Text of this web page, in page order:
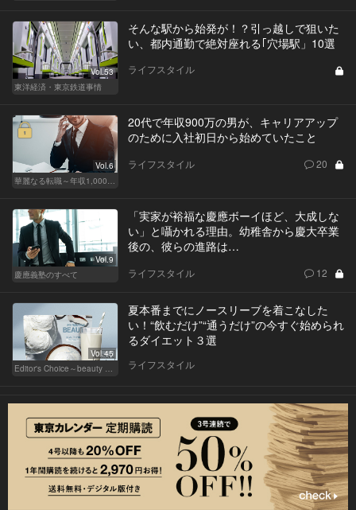
Vol.53
東洋経済・東京鉄道事情
そんな駅から始発が！？引っ越しで狙いた
い、都内通勤で絶対座れる｢穴場駅」10選
ライフスタイル
Vol.6
華麗なる転職～年収1,000万超の道～
20代で年収900万の男が、キャリアアップ
のために入社初日から始めていたこと
ライフスタイル 20
Vol.9
慶應義塾のすべて
「実家が裕福な慶應ボーイほど、大成しな
い」と囁かれる理由。幼稚舎から慶大卒業
後の、彼らの進路は…
ライフスタイル 12
Vol.45
Editor's Choice～beauty & wellness～
夏本番までにノースリーブを着こなした
い！“飲むだけ”“通うだけ”の今すぐ始められ
るダイエット３選
ライフスタイル